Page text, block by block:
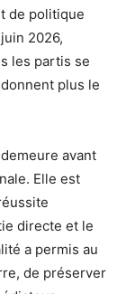
de politique
2026,
les partis se
plus le
avant
Elle est
directe et le
a permis au
de préserver